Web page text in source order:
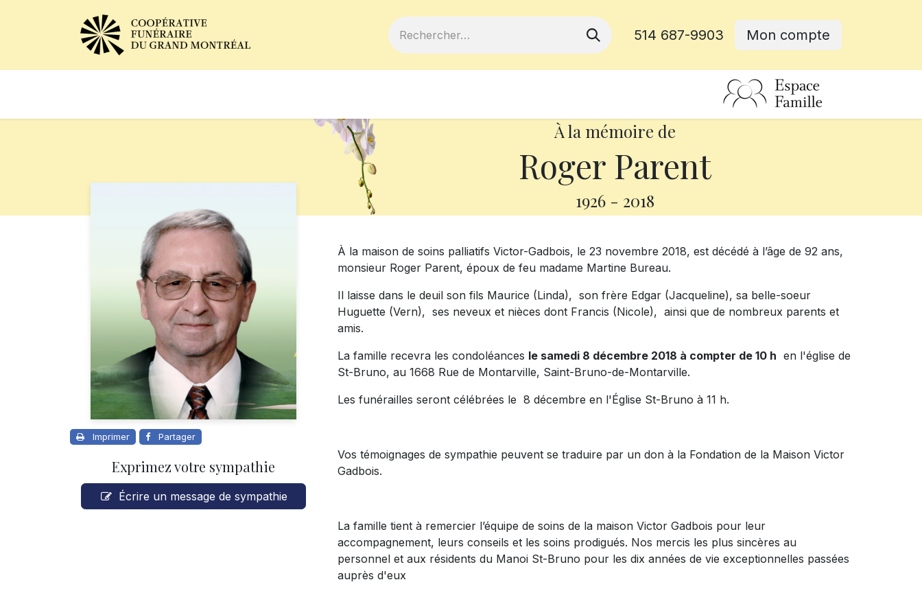
514 687-9903 Mon compte
À la mémoire de
Roger Parent
1926 - 2018
Imprimer Partager
Exprimez votre sympathie
Écrire un message de sympathie
À la maison de soins palliatifs Victor-Gadbois, le 23 novembre 2018, est décédé à l’âge de 92 ans,
monsieur Roger Parent, époux de feu madame Martine Bureau.
Il laisse dans le deuil son fils Maurice (Linda), son frère Edgar (Jacqueline), sa belle-soeur
Huguette (Vern), ses neveux et nièces dont Francis (Nicole), ainsi que de nombreux parents et
amis.
La famille recevra les condoléances le samedi 8 décembre 2018 à compter de 10 h en l'église de
St-Bruno, au 1668 Rue de Montarville, Saint-Bruno-de-Montarville.
Les funérailles seront célébrées le 8 décembre en l'Église St-Bruno à 11 h.
Vos témoignages de sympathie peuvent se traduire par un don à la Fondation de la Maison Victor
Gadbois.
La famille tient à remercier l’équipe de soins de la maison Victor Gadbois pour leur
accompagnement, leurs conseils et les soins prodigués. Nos mercis les plus sincères au
personnel et aux résidents du Manoi St-Bruno pour les dix années de vie exceptionnelles passées
auprès d'eux